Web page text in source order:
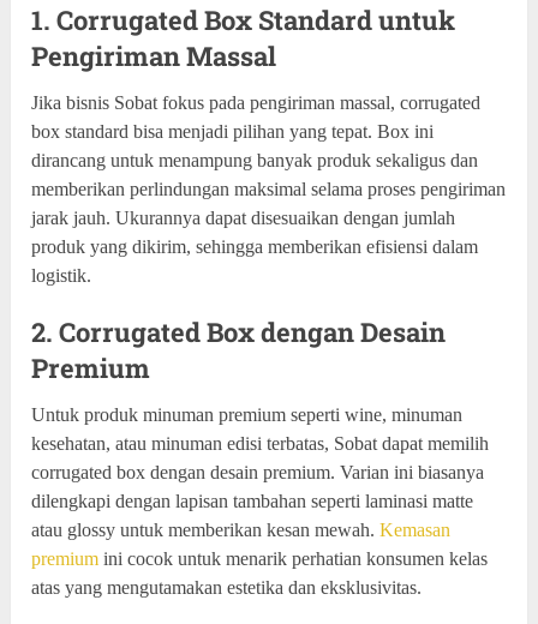
1. Corrugated Box Standard untuk
Pengiriman Massal
Jika bisnis Sobat fokus pada pengiriman massal, corrugated
box standard bisa menjadi pilihan yang tepat. Box ini
dirancang untuk menampung banyak produk sekaligus dan
memberikan perlindungan maksimal selama proses pengiriman
jarak jauh. Ukurannya dapat disesuaikan dengan jumlah
produk yang dikirim, sehingga memberikan efisiensi dalam
logistik.
2. Corrugated Box dengan Desain
Premium
Untuk produk minuman premium seperti wine, minuman
kesehatan, atau minuman edisi terbatas, Sobat dapat memilih
corrugated box dengan desain premium. Varian ini biasanya
dilengkapi dengan lapisan tambahan seperti laminasi matte
atau glossy untuk memberikan kesan mewah.Kemasan
premium ini cocok untuk menarik perhatian konsumen kelas
atas yang mengutamakan estetika dan eksklusivitas.